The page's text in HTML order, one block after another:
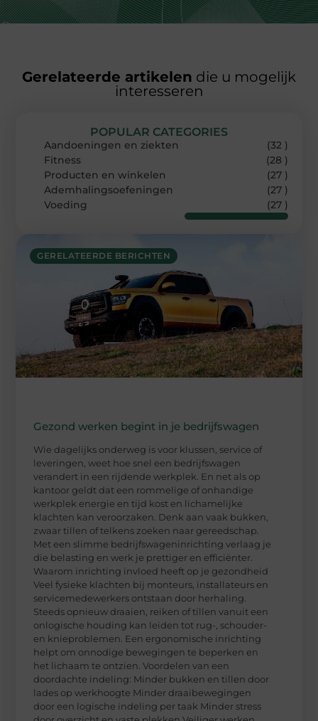
Gerelateerde artikelen die u mogelijk
interesseren
GERELATEERDE BERICHTEN
Gezond werken begint in je bedrijfswagen
Wie dagelijks onderweg is voor klussen, service of
leveringen, weet hoe snel een bedrijfswagen
verandert in een rijdende werkplek. En net als op
kantoor geldt dat een rommelige of onhandige
werkplek energie en tijd kost en lichamelijke
klachten kan veroorzaken. Denk aan vaak bukken,
zwaar tillen of telkens zoeken naar gereedschap.
Met een slimme bedrijfswageninrichting verlaag je
die belasting en werk je prettiger en efficiënter.
Waarom inrichting invloed heeft op je gezondheid
Veel fysieke klachten bij monteurs, installateurs en
servicemedewerkers ontstaan door herhaling.
Steeds opnieuw draaien, reiken of tillen vanuit een
onlogische houding kan leiden tot rug-, schouder-
en knieproblemen. Een ergonomische inrichting
helpt om onnodige bewegingen te beperken en
het lichaam te ontzien. Voordelen van een
doordachte indeling: Minder bukken en tillen door
lades op werkhoogte Minder draaibewegingen
door een logische indeling per taak Minder stress
POPULAR CATEGORIES
Aandoeningen en ziekten
(32 )
Fitness
(28 )
Producten en winkelen
(27 )
Ademhalingsoefeningen
(27 )
Voeding
(27 )